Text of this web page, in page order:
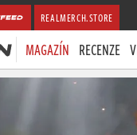
REALMERCH.STORE
MAGAZÍN RECENZE